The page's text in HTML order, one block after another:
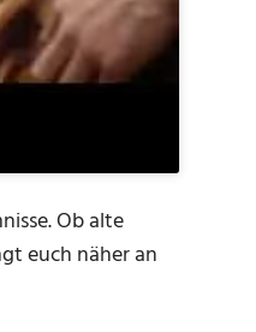
Ob alte
euch näher an